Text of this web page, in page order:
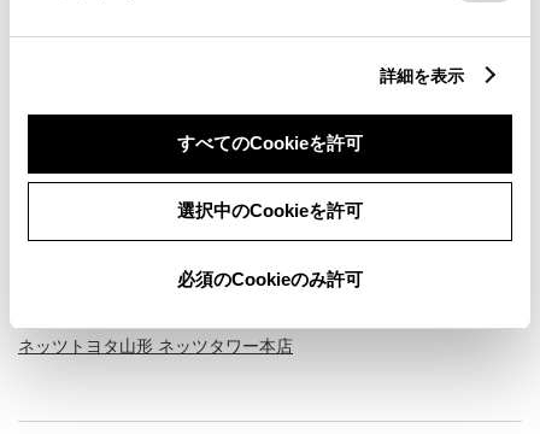
詳細を表示
すべてのCookieを許可
選択中のCookieを許可
必須のCookieのみ許可
トヨタカローラ山形 大野目店
トヨタカローラ山形 みどり町店
ネッツトヨタ山形 ネッツタワー本店